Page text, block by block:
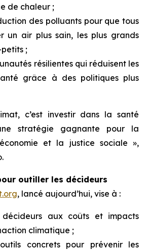
de chaleur ;
des polluants pour que tous
un air plus sain, les plus grands
;
résilientes qui réduisent les
grâce à des politiques plus
c’est investir dans la santé
stratégie gagnante pour la
et la justice sociale »,
outiller les décideurs
, lancé aujourd’hui, vise à :
décideurs aux coûts et impacts
climatique ;
concrets pour prévenir les